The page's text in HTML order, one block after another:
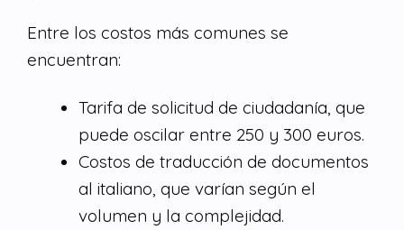
Entre los costos más comunes se
encuentran:
Tarifa de solicitud de ciudadanía, que
puede oscilar entre 250 y 300 euros.
Costos de traducción de documentos
al italiano, que varían según el
volumen y la complejidad.